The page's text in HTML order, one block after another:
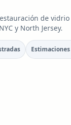
de
y North Jersey.